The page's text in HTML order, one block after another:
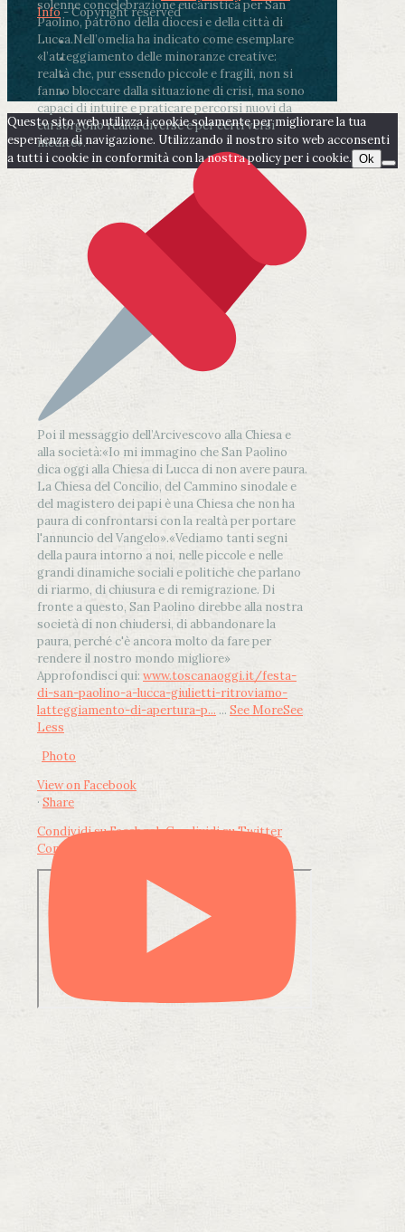
solenne concelebrazione eucaristica per San
Paolino, patrono della diocesi e della città di
Lucca.Nell’omelia ha indicato come esemplare
«l’atteggiamento delle minoranze creative:
realtà che, pur essendo piccole e fragili, non si
fanno bloccare dalla situazione di crisi, ma sono
capaci di intuire e praticare percorsi nuovi da
cui sorgono realtà diverse e per certi versi
inedite».
Poi il messaggio dell’Arcivescovo alla Chiesa e
alla società:«Io mi immagino che San Paolino
dica oggi alla Chiesa di Lucca di non avere paura.
La Chiesa del Concilio, del Cammino sinodale e
del magistero dei papi è una Chiesa che non ha
paura di confrontarsi con la realtà per portare
l'annuncio del Vangelo».«Vediamo tanti segni
della paura intorno a noi, nelle piccole e nelle
grandi dinamiche sociali e politiche che parlano
di riarmo, di chiusura e di remigrazione. Di
fronte a questo, San Paolino direbbe alla nostra
società di non chiudersi, di abbandonare la
paura, perché c'è ancora molto da fare per
rendere il nostro mondo migliore»
Approfondisci qui: www.toscanaoggi.it/festa-
di-san-paolino-a-lucca-giulietti-ritroviamo-
latteggiamento-di-apertura-p... ... See MoreSee
Less
Photo
View on Facebook
· Share
Condividi su FacebookCondividi su Twitter
Condividi su LinkedIn
Info- Copyright reserved
Questo sito web utilizza i cookie solamente per migliorare la tua
esperienza di navigazione. Utilizzando il nostro sito web acconsenti
a tutti i cookie in conformità con la nostra policy per i cookie. Ok